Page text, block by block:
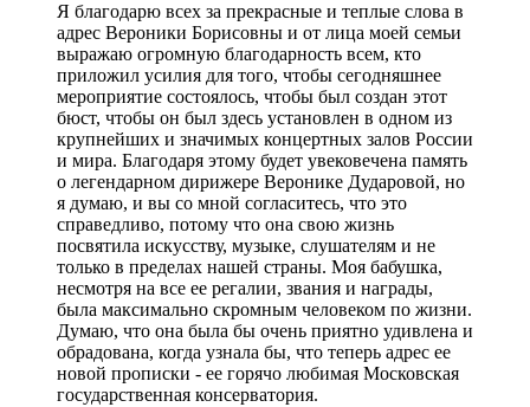
Я благодарю всех за прекрасные и теплые слова в
адрес Вероники Борисовны и от лица моей семьи
выражаю огромную благодарность всем, кто
приложил усилия для того, чтобы сегодняшнее
мероприятие состоялось, чтобы был создан этот
бюст, чтобы он был здесь установлен в одном из
крупнейших и значимых концертных залов России
и мира. Благодаря этому будет увековечена память
о легендарном дирижере Веронике Дударовой, но
я думаю, и вы со мной согласитесь, что это
справедливо, потому что она свою жизнь
посвятила искусству, музыке, слушателям и не
только в пределах нашей страны. Моя бабушка,
несмотря на все ее регалии, звания и награды,
была максимально скромным человеком по жизни.
Думаю, что она была бы очень приятно удивлена и
обрадована, когда узнала бы, что теперь адрес ее
новой прописки - ее горячо любимая Московская
государственная консерватория.